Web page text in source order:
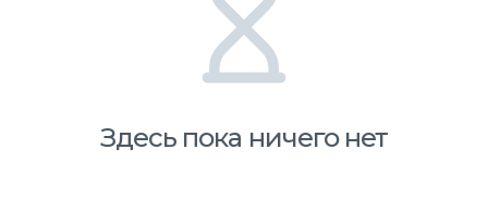
Здесь пока ничего нет